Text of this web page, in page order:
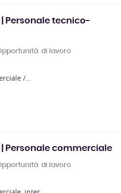
Personale tecnico-
di lavoro
/...
Personale commerciale
di lavoro